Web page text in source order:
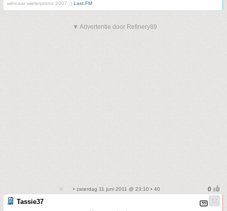
winnaar wielerprono 2007 :) Last.FM
▼ Advertentie door Refinery89
• zaterdag 11 juni 2011 @ 23:10 • 40
Tassie37